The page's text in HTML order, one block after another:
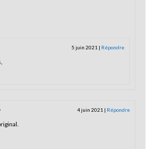
5 juin 2021 | Répondre
4 juin 2021 | Répondre